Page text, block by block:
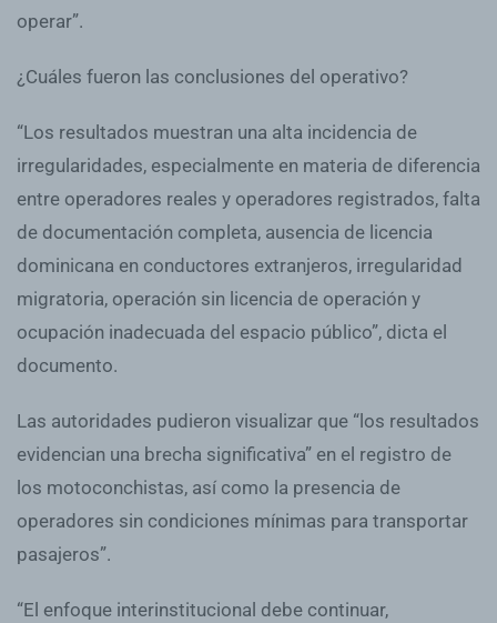
operar”.
¿Cuáles fueron las conclusiones del operativo?
“Los resultados muestran una alta incidencia de
irregularidades, especialmente en materia de diferencia
entre operadores reales y operadores registrados, falta
de documentación completa, ausencia de licencia
dominicana en conductores extranjeros, irregularidad
migratoria, operación sin licencia de operación y
ocupación inadecuada del espacio público”, dicta el
documento.
Las autoridades pudieron visualizar que “los resultados
evidencian una brecha significativa” en el registro de
los motoconchistas, así como la presencia de
operadores sin condiciones mínimas para transportar
pasajeros”.
“El enfoque interinstitucional debe continuar,